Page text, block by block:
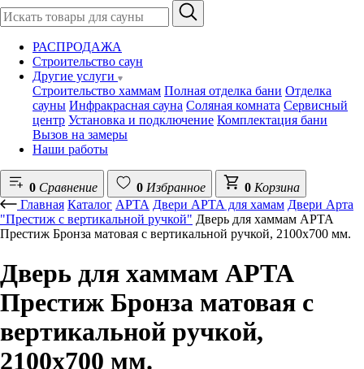
РАСПРОДАЖА
Строительство саун
Другие услуги
Строительство хаммам Полная отделка бани Отделка
сауны Инфракрасная сауна Соляная комната Сервисный
центр Установка и подключение Комплектация бани
Вызов на замеры
Наши работы
0 Сравнение 0 Избранное 0 Корзина
Главная Каталог АРТА Двери АРТА для хамам Двери Арта
"Престиж с вертикальной ручкой" Дверь для хаммам АРТА
Престиж Бронза матовая с вертикальной ручкой, 2100х700 мм.
Дверь для хаммам АРТА
Престиж Бронза матовая с
вертикальной ручкой,
2100х700 мм.